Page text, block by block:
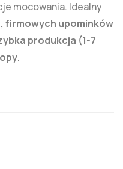
mocowania. Idealny
firmowych upominków
produkcja (1-7
.